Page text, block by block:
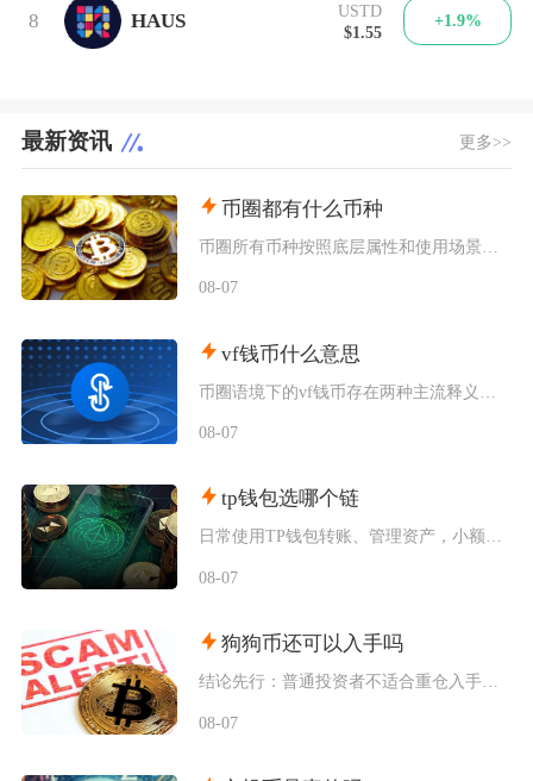
8 HAUS
USTD
$1.55
+1.9%
最新资讯 更多>>
币圈都有什么币种
08-07
vf钱币什么意思
08-07
tp钱包选哪个链
日常使用TP钱包转账、管理资产，小额稳定币互转优先选择波场TRC20；币安生态内交互、参与
08-07
狗狗币还可以入手吗
08-07